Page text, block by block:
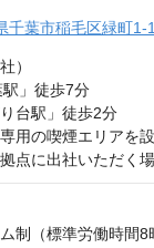
千葉市稲毛区緑町1-
）
駅」徒歩7分
台駅」徒歩2分
用の喫煙エリアを
点に出社いただく
制（標準労働時間8